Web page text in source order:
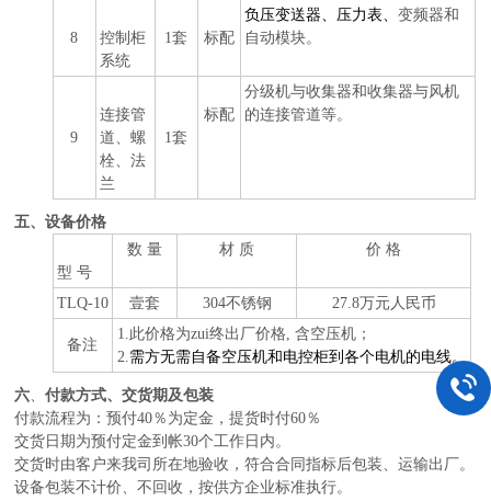
8
控制柜
系统
1套 标配
负压变送器、压力表、 变频器和
自动模块。
9
连接管
道、螺
栓、法
兰
1套
标配
分级机与收集器和收集器与风机
的连接管道等。
五、设备价格
型 号
数 量 材 质 价 格
TLQ-10 壹套 304不锈钢 27.8万元人民币
备注
1.此价格为zui终出厂价格, 含空压机；
2.需方无需自备空压机和电控柜到各个电机的电线。
六、付款方式、交货期及包装
付款流程为：预付40％为定金，提货时付60％
交货日期 为预付定金到帐30个工作日内。
交货时由客户来我司所在地验收，符合合同指标后包装、运输出厂。
设备包装不计价、不回收，按供方企业标准执行。